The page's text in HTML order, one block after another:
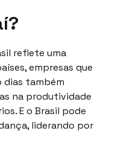
reflete uma
empresas que
dias também
na produtividade
E o Brasil pode
liderando por